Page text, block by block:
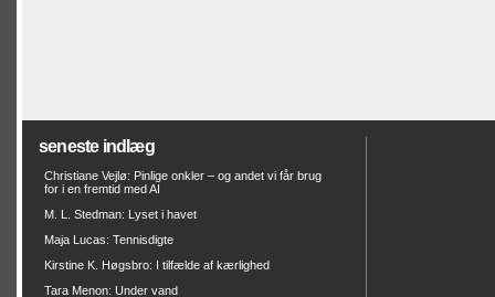
seneste indlæg
Christiane Vejlø: Pinlige onkler – og andet vi får brug
for i en fremtid med AI
M. L. Stedman: Lyset i havet
Maja Lucas: Tennisdigte
Kirstine K. Høgsbro: I tilfælde af kærlighed
Tara Menon: Under vand